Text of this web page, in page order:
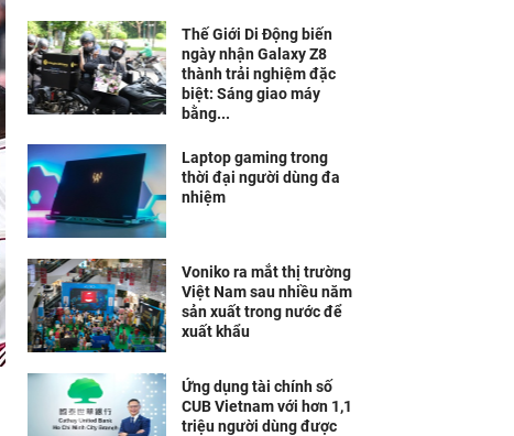
Thế Giới Di Động biến
ngày nhận Galaxy Z8
thành trải nghiệm đặc
biệt: Sáng giao máy
bằng...
Laptop gaming trong
thời đại người dùng đa
nhiệm
Voniko ra mắt thị trường
Việt Nam sau nhiều năm
sản xuất trong nước để
xuất khẩu
Ứng dụng tài chính số
CUB Vietnam với hơn 1,1
triệu người dùng được